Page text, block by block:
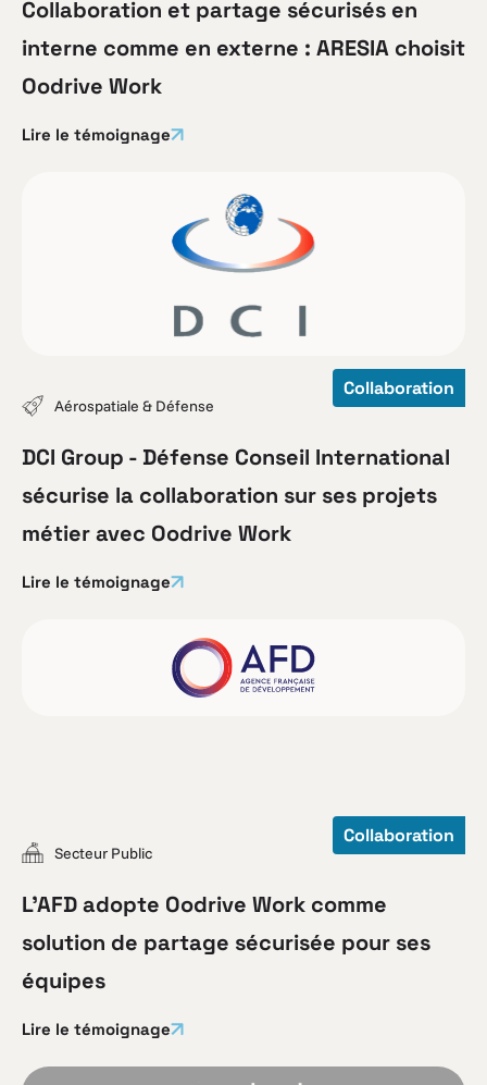
Collaboration et partage sécurisés en
interne comme en externe : ARESIA choisit
Oodrive Work
Lire le témoignage
Collaboration
Aérospatiale & Défense
DCI Group - Défense Conseil International
sécurise la collaboration sur ses projets
métier avec Oodrive Work
Lire le témoignage
Collaboration
Secteur Public
L’AFD adopte Oodrive Work comme
solution de partage sécurisée pour ses
équipes
Lire le témoignage